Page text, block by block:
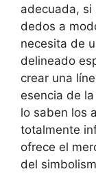
adecuada, si
dedos a
necesita de
delineado
crear una
esencia de
lo saben los
totalmente
ofrece el
del